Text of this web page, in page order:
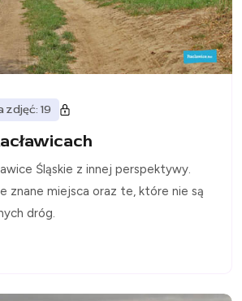
zdjęć: 19
Śląskie z innej perspektywy.
znane miejsca oraz te, które nie są
dróg.